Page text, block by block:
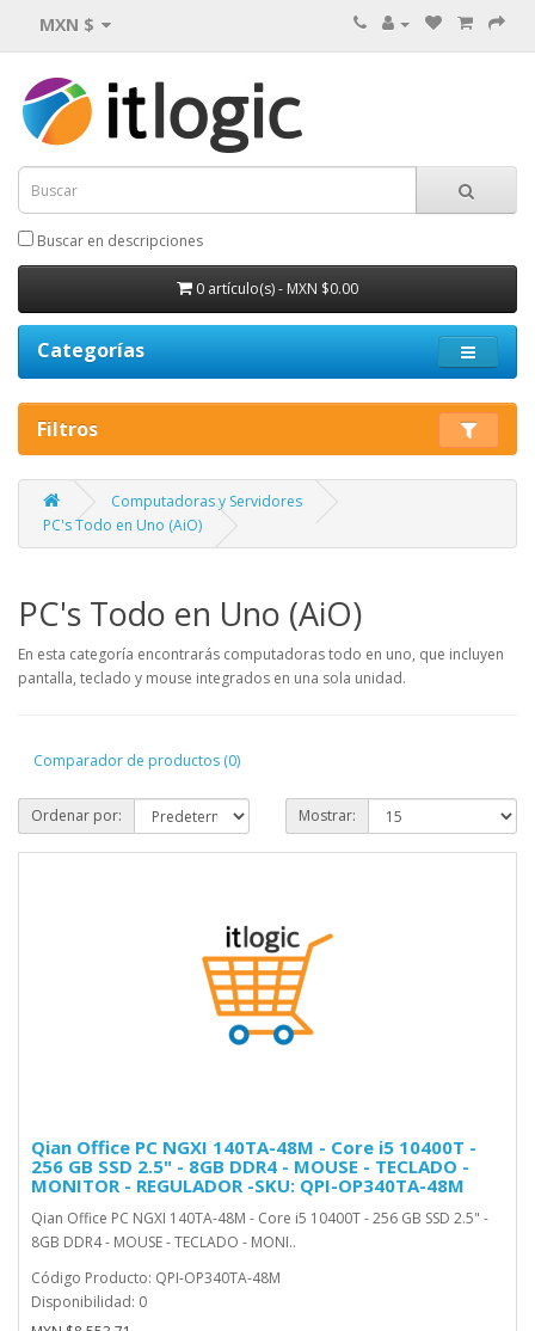
MXN $
Buscar en descripciones
0 artículo(s) - MXN $0.00
Categorías
Filtros
Computadoras y Servidores
PC's Todo en Uno (AiO)
PC's Todo en Uno (AiO)
En esta categoría encontrarás computadoras todo en uno, que incluyen
pantalla, teclado y mouse integrados en una sola unidad.
Comparador de productos (0)
Ordenar por: Mostrar:
Qian Office PC NGXI 140TA-48M - Core i5 10400T -
256 GB SSD 2.5" - 8GB DDR4 - MOUSE - TECLADO -
MONITOR - REGULADOR -SKU: QPI-OP340TA-48M
Qian Office PC NGXI 140TA-48M - Core i5 10400T - 256 GB SSD 2.5" -
8GB DDR4 - MOUSE - TECLADO - MONI..
Código Producto: QPI-OP340TA-48M
Disponibilidad: 0